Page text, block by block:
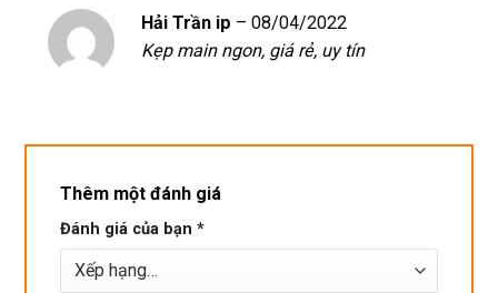
Hải Trần ip – 08/04/2022
Kẹp main ngon, giá rẻ, uy tín
Thêm một đánh giá
Đánh giá của bạn *